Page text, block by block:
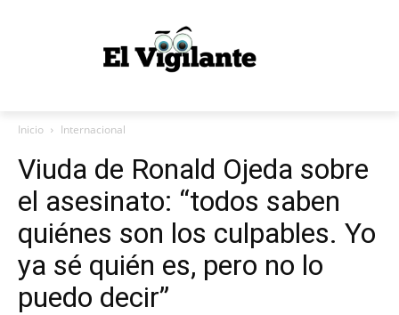
Inicio Internacional
Viuda de Ronald Ojeda sobre
el asesinato: “todos saben
quiénes son los culpables. Yo
ya sé quién es, pero no lo
puedo decir”